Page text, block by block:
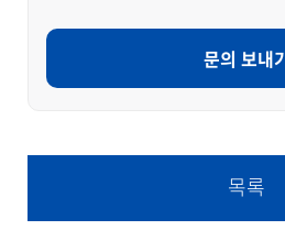
문의 보내기
목록